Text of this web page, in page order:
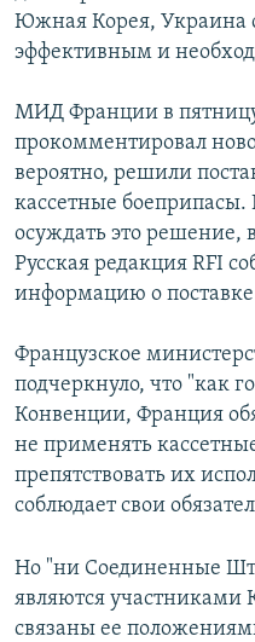
Южная Корея, Украина
эффективным и
МИД Франции в
прокомментировал
вероятно, решили
кассетные
осуждать это решение,
Русская редакция RFI
информацию о поставке
Французское
подчеркнуло, что "как
Конвенции, Франция
не применять
препятствовать их
соблюдает свои
Но "ни Соединенные
являются участниками
связаны ее